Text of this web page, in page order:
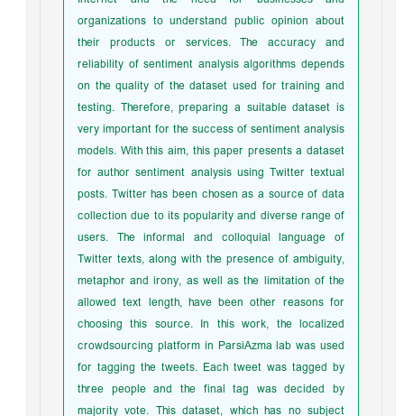
organizations to understand public opinion about
their products or services. The accuracy and
reliability of sentiment analysis algorithms depends
on the quality of the dataset used for training and
testing. Therefore, preparing a suitable dataset is
very important for the success of sentiment analysis
models. With this aim, this paper presents a dataset
for author sentiment analysis using Twitter textual
posts. Twitter has been chosen as a source of data
collection due to its popularity and diverse range of
users. The informal and colloquial language of
Twitter texts, along with the presence of ambiguity,
metaphor and irony, as well as the limitation of the
allowed text length, have been other reasons for
choosing this source. In this work, the localized
crowdsourcing platform in ParsiAzma lab was used
for tagging the tweets. Each tweet was tagged by
three people and the final tag was decided by
majority vote. This dataset, which has no subject